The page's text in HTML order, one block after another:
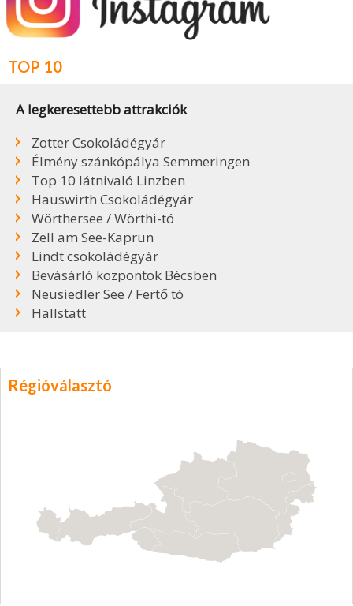
TOP 10
A legkeresettebb attrakciók
Zotter Csokoládégyár
Élmény szánkópálya Semmeringen
Top 10 látnivaló Linzben
Hauswirth Csokoládégyár
Wörthersee / Wörthi-tó
Zell am See-Kaprun
Lindt csokoládégyár
Bevásárló központok Bécsben
Neusiedler See / Fertő tó
Hallstatt
Régióválasztó